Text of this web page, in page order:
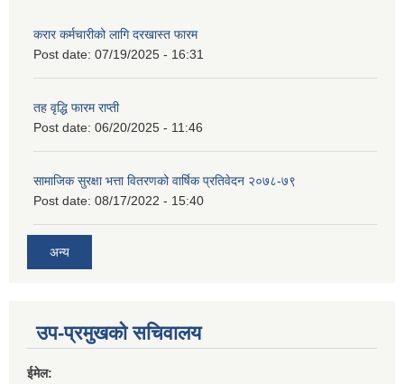
करार कर्मचारीको लागि दरखास्त फारम
Post date: 07/19/2025 - 16:31
तह वृद्धि फारम राप्ती
Post date: 06/20/2025 - 11:46
सामाजिक सुरक्षा भत्ता वितरणको वार्षिक प्रतिवेदन २०७८-७९
Post date: 08/17/2022 - 15:40
अन्य
उप-प्रमुखको सचिवालय
ईमेल: